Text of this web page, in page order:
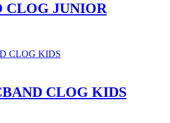
CLOG JUNIOR
CLOG KIDS